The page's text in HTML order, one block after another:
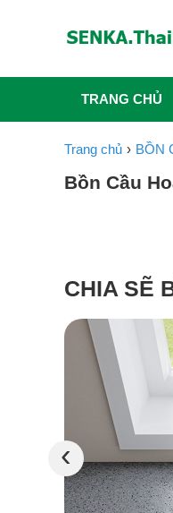
TRANG CHỦ
Trang chủ BỒN
Bồn Cầu
CHIA SẼ
‹